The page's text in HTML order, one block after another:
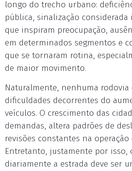
longo do trecho urbano:
pública, sinalização
que inspiram preocupação,
em determinados segmentos e
que se tornaram rotina,
de maior movimento.
Naturalmente, nenhuma rodovia
dificuldades decorrentes do
veículos. O crescimento das
demandas, altera padrões de
revisões constantes na
Entretanto, justamente por isso,
diariamente a estrada deve ser